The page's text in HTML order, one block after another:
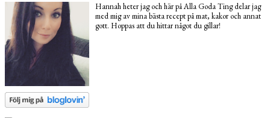
Hannah heter jag och här på Alla Goda Ting delar jag
med mig av mina bästa recept på mat, kakor och annat
gott. Hoppas att du hittar något du gillar!